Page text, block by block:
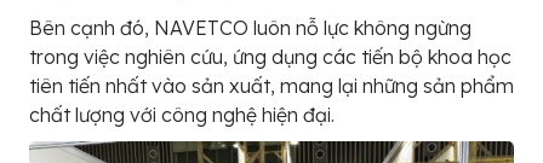
Bên cạnh đó, NAVETCO luôn nỗ lực không ngừng
trong việc nghiên cứu, ứng dụng các tiến bộ khoa học
tiên tiến nhất vào sản xuất, mang lại những sản phẩm
chất lượng với công nghệ hiện đại.